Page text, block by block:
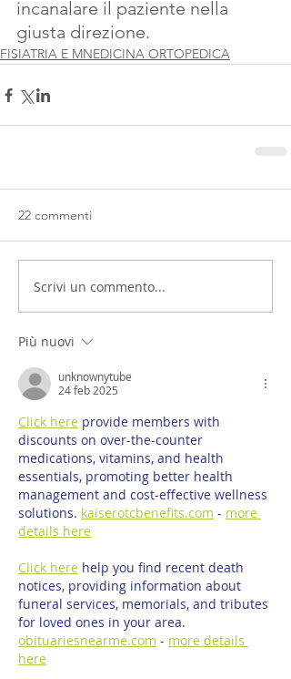
incanalare il paziente nella
giusta direzione.
FISIATRIA E MNEDICINA ORTOPEDICA
22 commenti
Scrivi un commento...
Più nuovi
unknownytube
24 feb 2025
Click here provide members with
discounts on over-the-counter
medications, vitamins, and health
essentials, promoting better health
management and cost-effective wellness
solutions. kaiserotcbenefits.com - more
details here
Click here help you find recent death
notices, providing information about
funeral services, memorials, and tributes
for loved ones in your area.
obituariesnearme.com - more details
here